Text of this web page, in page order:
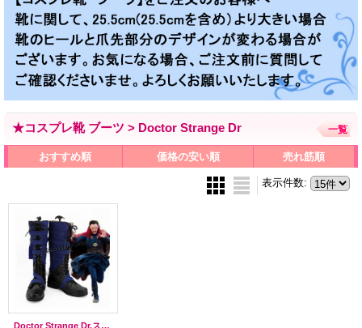
★コスプレ靴 ブーツ > Doctor Strange Dr 一覧
おすすめ順 価格の安い順 売れ筋順
表示件数:
Doctor Strange Dr.ストレンジ ドクター・ストレンジ風 戦闘服 コスプレ靴 ブーツ